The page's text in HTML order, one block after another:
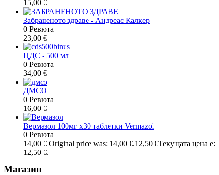
15,00 €
Забраненото здраве - Андреас Калкер
0 Ревюта
23,00 €
ЦДС - 500 мл
0 Ревюта
34,00 €
ДМСО
0 Ревюта
16,00 €
Вермазол 100мг х30 таблетки Vermazol
0 Ревюта
14,00€ Original price was: 14,00 €.12,50 €Текущата цена е:
12,50 €.
Магазин